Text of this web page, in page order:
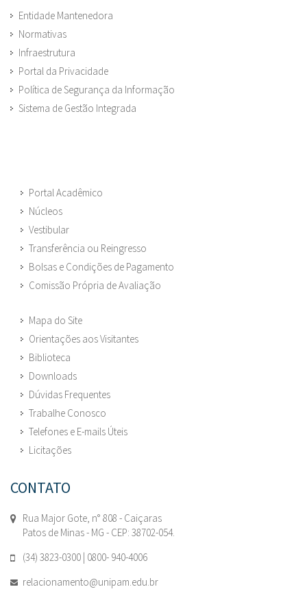
Entidade Mantenedora
Normativas
Infraestrutura
Portal da Privacidade
Política de Segurança da Informação
Sistema de Gestão Integrada
Portal Acadêmico
Núcleos
Vestibular
Transferência ou Reingresso
Bolsas e Condições de Pagamento
Comissão Própria de Avaliação
Mapa do Site
Orientações aos Visitantes
Biblioteca
Downloads
Dúvidas Frequentes
Trabalhe Conosco
Telefones e E-mails Úteis
Licitações
CONTATO
Rua Major Gote, n° 808 - Caiçaras
Patos de Minas - MG - CEP: 38702-054.
(34) 3823-0300 | 0800- 940-4006
relacionamento@unipam.edu.br